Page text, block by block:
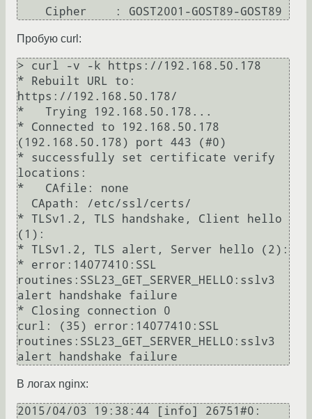
    Cipher    : GOST2001-GOST89-GOST89
Пробую curl:
> curl -v -k https://192.168.50.178
* Rebuilt URL to:
https://192.168.50.178/
*   Trying 192.168.50.178...
* Connected to 192.168.50.178
(192.168.50.178) port 443 (#0)
* successfully set certificate verify
locations:
*   CAfile: none
* TLSv1.2, TLS handshake, Client hello
(1):
* TLSv1.2, TLS alert, Server hello (2):
* error:14077410:SSL
routines:SSL23_GET_SERVER_HELLO:sslv3
alert handshake failure
* Closing connection 0
curl: (35) error:14077410:SSL
routines:SSL23_GET_SERVER_HELLO:sslv3
alert handshake failure
В логах nginx:
2015/04/03 19:38:44 [info] 26751#0: